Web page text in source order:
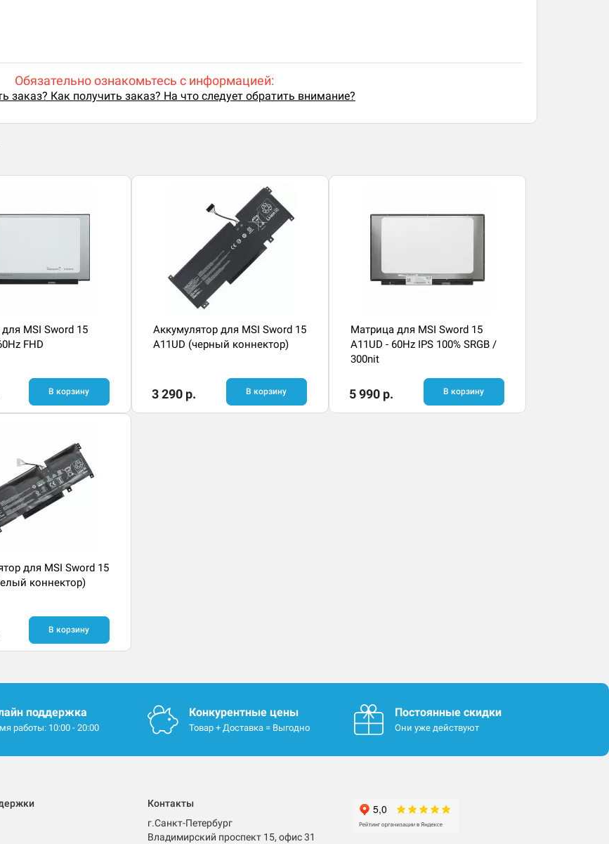
Обязательно ознакомьтесь с информацией:
заказ? Как получить заказ? На что следует обратить внимание?
MSI Sword 15
FHD
В корзину
Аккумулятор для MSI Sword 15
A11UD (черный коннектор)
3 290 р. В корзину
Матрица для MSI Sword 15
A11UD - 60Hz IPS 100% SRGB /
300nit
5 990 р. В корзину
для MSI Sword 15
коннектор)
В корзину
поддержка
работы: 10:00 - 20:00
Конкурентные цены
Товар + Доставка = Выгодно
Постоянные скидки
Они уже действуют
Контакты
г.Санкт-Петербург
Владимирский проспект 15, офис 31